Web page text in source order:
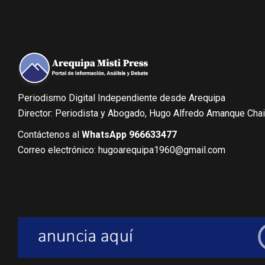
Periodismo Digital Independiente desde Arequipa
Director: Periodista y Abogado, Hugo Alfredo Amanque
Contáctenos al WhatsApp 966633477
Correo electrónico: hugoarequipa1960@gmail.com